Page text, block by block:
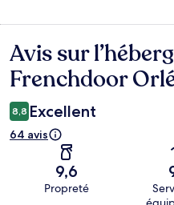
Avis
Avis sur
Frenchdoor
8,8 Excellent
64 avis
9,6
Propreté